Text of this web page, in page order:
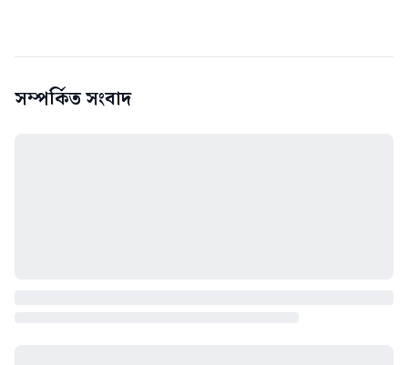
সম্পর্কিত সংবাদ